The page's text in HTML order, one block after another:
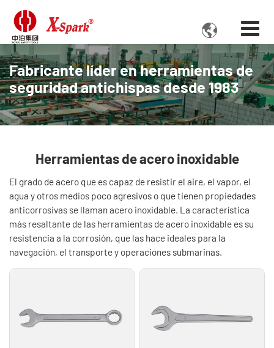

Fabricante líder en herramientas de
seguridad antichispas desde 1983
Herramientas de acero inoxidable
El grado de acero que es capaz de resistir el aire, el vapor, el
agua y otros medios poco agresivos o que tienen propiedades
anticorrosivas se llaman acero inoxidable. La característica
más resaltante de las herramientas de acero inoxidable es su
resistencia a la corrosión, que las hace ideales para la
navegación, el transporte y operaciones submarinas.